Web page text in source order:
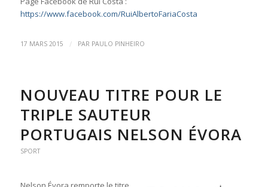
https://www.facebook.com/RuiAlbertoFariaCosta
17 MARS 2015 / PAR PAULO PINHEIRO
NOUVEAU TITRE POUR LE
TRIPLE SAUTEUR
PORTUGAIS NELSON ÉVORA
SPORT